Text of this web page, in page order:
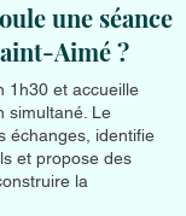
une séance
Aimé ?
1h30 et accueille
simultané. Le
échanges, identifie
et propose des
la